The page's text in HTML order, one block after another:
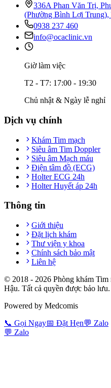
336A Phan Văn Trị,
(Phường Bình Lợi
0938 237 460
info@ocaclinic.vn
Giờ làm việc
T2 - T7: 17:00 - 19:30
Chủ nhật & Ngày lễ nghỉ
Dịch vụ chính
Khám Tim mạch
Siêu âm Tim Doppler
Siêu âm Mạch máu
Điện tâm đồ (ECG)
Holter ECG 24h
Holter Huyết áp 24h
Thông tin
Giới thiệu
Đặt lịch khám
Thư viện y khoa
Chính sách bảo mật
Liên hệ
© 2018 - 2026 Phòng khám Tim
Hậu. Tất cả quyền được bảo lưu.
Powered by Medcomis
📞 Gọi Ngay📅 Đặt Hẹn💬 Zalo
💬 Zalo